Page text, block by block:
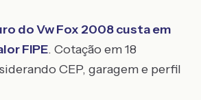
doVwFox 2008custa em
FIPE. Cotação em 18
CEP, garagem e perfil